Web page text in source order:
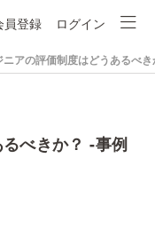
員登録 ログイン
ニアの評価制度はどうあるべ
べきか？ -事例